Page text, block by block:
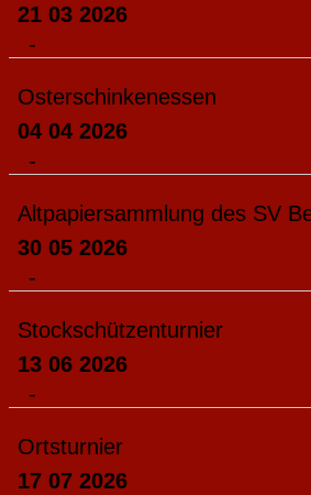
21 03 2026
-
Osterschinkenessen
04 04 2026
-
Altpapiersammlung des SV
30 05 2026
-
Stockschützenturnier
13 06 2026
-
Ortsturnier
17 07 2026